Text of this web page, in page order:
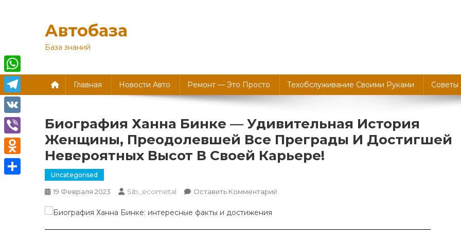
содержимомуАвтобаза
База знаний
Главная Новости Авто Ремонт — Это Просто Техобслуживание Своими Руками Советы
Биография Ханна Бинке — Удивительная История
Женщины, Преодолевшей Все Преграды И Достигшей
Невероятных Высот В Своей Карьере!
Uncategorised
19 Февраля 2023 Sib_ecometal Оставить Комментарий
WhatsApp
Telegram
VK
Viber
Odnoklassniki